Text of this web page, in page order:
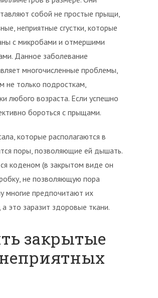
собой не простые прыщи,
неприятные сгустки, которые
с микробами и отмершими
Данное заболевание
многочисленные проблемы,
не только подросткам,
любого возраста. Если успешно
бороться с прыщами.
которые располагаются в
поры, позволяющие ей дышать.
коденом (в закрытом виде он
не позволяющую пора
многие предпочитают их
это заразит здоровые ткани.
закрытые